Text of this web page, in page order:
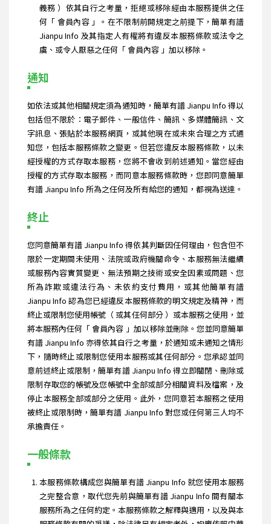
義務 ）依其自行之考量，拒絕或移除經由本服務提供之任
何「 會員內容 」。在不限制前開規定之前提下，簡單有譜
Jianpu Info 及其指定人有權將有違反本服務條款或法令之
虞、或令人厭惡之任何「 會員內容 」加以移除。
通知
如依法或其他相關規定須為通知時，簡單有譜 Jianpu Info 得以
包括但不限於：電子郵件、一般信件、簡訊、多媒體簡訊、文
字訊息、張貼於本服務網頁，或其他現在或未來合理之方式通
知您，包括本服務條款之變更。但若您違反本服務條款，以未
經授權的方式存取本服務，您將不會收到前述通知。當您經由
授權的方式存取本服務，而同意本服務條款時，您即同意簡單
有譜 Jianpu Info 所為之任何及所有給您的通知，都視為送達。
終止
您同意簡單有譜 Jianpu Info 得依其判斷因任何理由，包含但不
限於一定期間未使用、法院或政府機關命令、本服務無法繼續
或服務內容實質變更、無法預期之技術或安全因素或問題、您
所為詐欺或違法行為、未依約支付費用，或其他簡單有譜
Jianpu Info 認為您已經違反本服務條款的明文規定及精神，而
終止或限制您使用帳號（ 或其任何部分 ）或本服務之使用，並
將本服務內任何「 會員內容 」加以移除並刪除。您並同意簡單
有譜 Jianpu Info 亦得依其自行之考量，於通知或未通知之情形
下，隨時終止或限制您使用本服務或其任何部分。您承認並同
意前述終止或限制，簡單有譜 Jianpu Info 得立即關閉、刪除或
限制存取您的帳號及您帳號中全部或部分相關資料及檔案，及
停止本服務全部或部分之使用。此外，您同意若本服務之使用
被終止或限制時，簡單有譜 Jianpu Info 對您或任何第三人均不
承擔責任。
一般條款
本服務條款構成您與簡單有譜 Jianpu Info 就您使用本服務
之完整合意，取代您先前與簡單有譜 Jianpu Info 間有關本
服務所為之任何約定。本服務條款之解釋與適用，以及與本